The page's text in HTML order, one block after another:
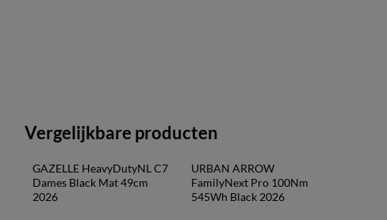
Vergelijkbare producten
GAZELLE HeavyDutyNL C7
Dames Black Mat 49cm
2026
URBAN ARROW
FamilyNext Pro 100Nm
545Wh Black 2026